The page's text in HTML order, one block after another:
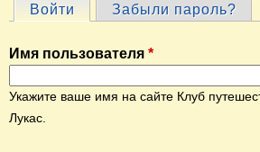
Г
л
а
в
н
Войти (активная вкладка)
Забыли пароль?
Имя пользователя *
Укажите ваше имя на сайте Клуб
Лукас.